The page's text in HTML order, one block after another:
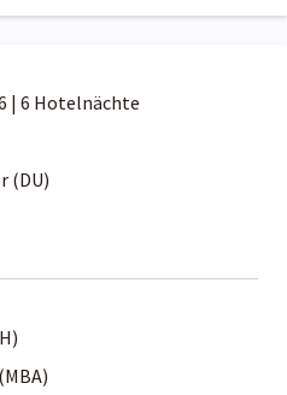
| 6 Hotelnächte
(DU)